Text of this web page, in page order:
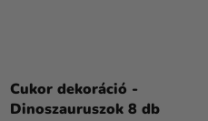
Cukor dekoráció -
Dinoszauruszok 8 db